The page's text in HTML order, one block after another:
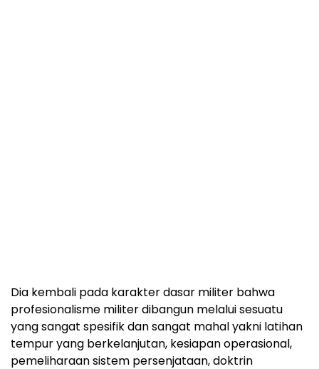
Dia kembali pada karakter dasar militer bahwa
profesionalisme militer dibangun melalui sesuatu
yang sangat spesifik dan sangat mahal yakni latihan
tempur yang berkelanjutan, kesiapan operasional,
pemeliharaan sistem persenjataan, doktrin